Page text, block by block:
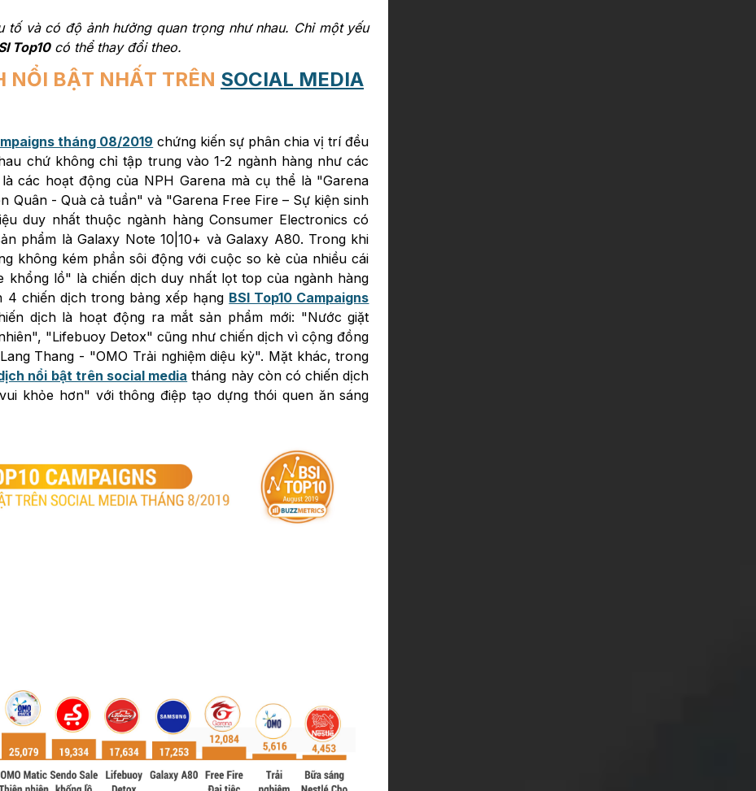
tố và có độ ảnh hưởng quan trọng như nhau. Chỉ một yếu
Top10có thể thay đổi theo.
NỔI BẬT NHẤT TRÊN SOCIAL MEDIA
tháng 08/2019 chứng kiến sự phân chia vị trí đều
chứ không chỉ tập trung vào 1-2 ngành hàng như các
các hoạt động của NPH Garena mà cụ thể là "Garena
Quân - Quà cả tuần" và "Garena Free Fire – Sự kiện sinh
duy nhất thuộc ngành hàng Consumer Electronics có
phẩm là Galaxy Note 10|10+ và Galaxy A80. Trong khi
không kém phần sôi động với cuộc so kè của nhiều cái
khổng lồ" là chiến dịch duy nhất lọt top của ngành hàng
4 chiến dịch trong bảng xếp hạng BSI Top10 Campaigns
dịch là hoạt động ra mắt sản phẩm mới: "Nước giặt
"Lifebuoy Detox" cũng như chiến dịch vì cộng đồng
Thang - "OMO Trải nghiệm diệu kỳ". Mặt khác, trong
nổi bật trên social media tháng này còn có chiến dịch
khỏe hơn" với thông điệp tạo dựng thói quen ăn sáng